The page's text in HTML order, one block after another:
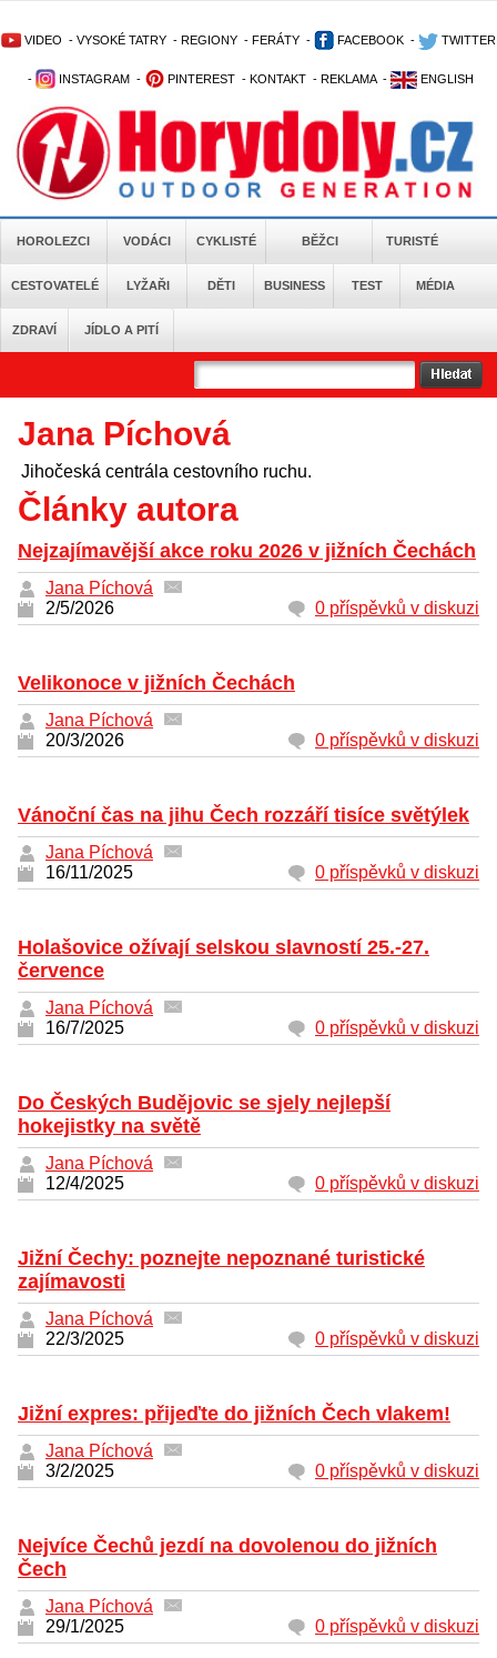
VIDEO - VYSOKÉ TATRY - REGIONY - FERÁTY - FACEBOOK - TWITTER
- INSTAGRAM - PINTEREST - KONTAKT - REKLAMA - ENGLISH
HOROLEZCI VODÁCI CYKLISTÉ BĚŽCI TURISTÉ
CESTOVATELÉ LYŽAŘI DĚTI BUSINESS TEST MÉDIA
ZDRAVÍ JÍDLO A PITÍ
Jana Píchová
Jihočeská centrála cestovního ruchu.
Články autora
Nejzajímavější akce roku 2026 v jižních Čechách
Jana Píchová
2/5/2026
0 příspěvků v diskuzi
Velikonoce v jižních Čechách
Jana Píchová
20/3/2026
0 příspěvků v diskuzi
Vánoční čas na jihu Čech rozzáří tisíce světýlek
Jana Píchová
16/11/2025
0 příspěvků v diskuzi
Holašovice ožívají selskou slavností 25.-27.
července
Jana Píchová
16/7/2025
0 příspěvků v diskuzi
Do Českých Budějovic se sjely nejlepší
hokejistky na světě
Jana Píchová
12/4/2025
0 příspěvků v diskuzi
Jižní Čechy: poznejte nepoznané turistické
zajímavosti
Jana Píchová
22/3/2025
0 příspěvků v diskuzi
Jižní expres: přijeďte do jižních Čech vlakem!
Jana Píchová
3/2/2025
0 příspěvků v diskuzi
Nejvíce Čechů jezdí na dovolenou do jižních
Čech
Jana Píchová
29/1/2025
0 příspěvků v diskuzi